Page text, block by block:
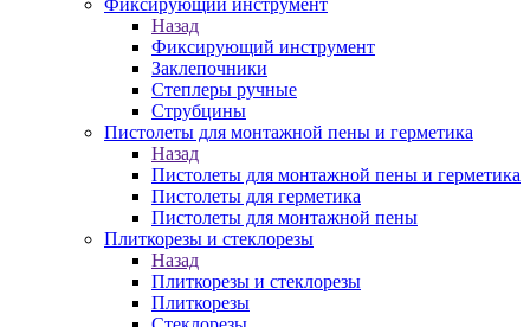
Фиксирующий инструмент
Назад
Фиксирующий инструмент
Заклепочники
Степлеры ручные
Струбцины
Пистолеты для монтажной пены и герметика
Назад
Пистолеты для монтажной пены и герметика
Пистолеты для герметика
Пистолеты для монтажной пены
Плиткорезы и стеклорезы
Назад
Плиткорезы и стеклорезы
Плиткорезы